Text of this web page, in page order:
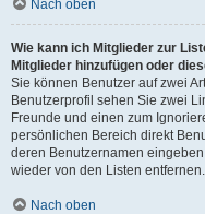
Nach oben
Wie kann ich Mitglieder zur
Mitglieder hinzufügen oder
Sie können Benutzer auf zwei
Benutzerprofil sehen Sie zwei
Freunde und einen zum
persönlichen Bereich direkt
deren Benutzernamen
wieder von den Listen entfernen.
Nach oben